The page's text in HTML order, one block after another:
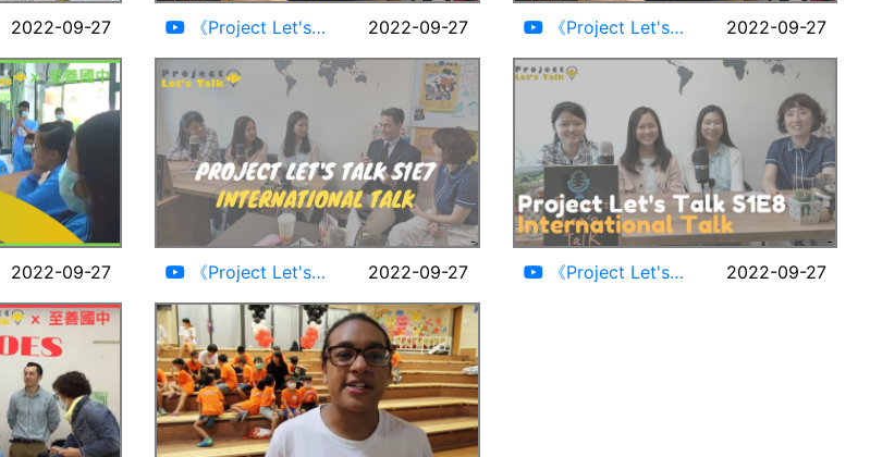
2022-09-27
《Project Let's
Talk》Jiyu&Heidi S1E3
#AmericanTaiwanese
#Korean
2022-09-27
《Project Let's
Talk》Jiyu&Heidi S1E4
#AmericanTaiwanese
#Korean
2022-09-27
2022-09-27
《Project Let's
Talk》
Patty&Jesselyn&Chialy
S1E7 #Taiwanese
#Indonesian
2022-09-27
《Project Let's
2022-09-27